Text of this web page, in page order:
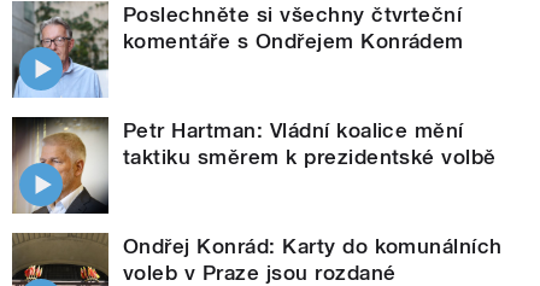
Poslechněte si všechny čtvrteční
komentáře s Ondřejem Konrádem
Petr Hartman: Vládní koalice mění
taktiku směrem k prezidentské volbě
Ondřej Konrád: Karty do komunálních
voleb v Praze jsou rozdané